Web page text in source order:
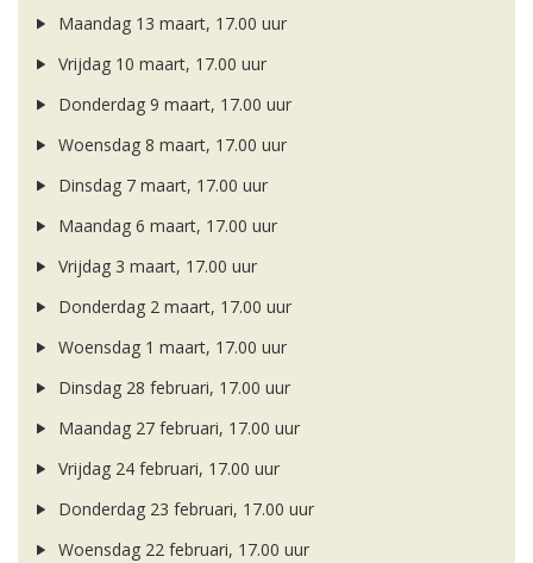
Maandag 13 maart, 17.00 uur
Vrijdag 10 maart, 17.00 uur
Donderdag 9 maart, 17.00 uur
Woensdag 8 maart, 17.00 uur
Dinsdag 7 maart, 17.00 uur
Maandag 6 maart, 17.00 uur
Vrijdag 3 maart, 17.00 uur
Donderdag 2 maart, 17.00 uur
Woensdag 1 maart, 17.00 uur
Dinsdag 28 februari, 17.00 uur
Maandag 27 februari, 17.00 uur
Vrijdag 24 februari, 17.00 uur
Donderdag 23 februari, 17.00 uur
Woensdag 22 februari, 17.00 uur